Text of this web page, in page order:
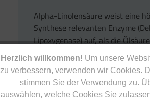
Herzlich willkommen! Um unsere
zu verbessern, verwenden wir Cookies.
stimmen Sie der Verwendung zu.
auswählen, welche Cookies Sie
Alpha-Linolensäure weist eine
Synthese relevanten Enzyme
Lipoxygenase) auf, als die
(Omega-6). Folglich führt die
linolensäurereicher
verminderten Umsatz von
Docosahexaensäure (DHA)